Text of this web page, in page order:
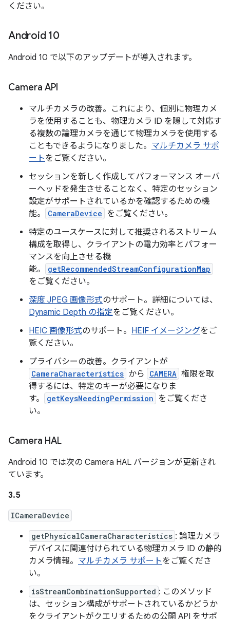
ください。
Android 10
Android 10 で以下のアップデートが導入されます。
Camera API
マルチカメラの改善。これにより、個別に物理カメ
ラを使用することも、物理カメラ ID を隠して対応す
る複数の論理カメラを通じて物理カメラを使用する
こともできるようになりました。 マルチカメラ サポ
ートをご覧ください。
セッションを新しく作成してパフォーマンス オーバ
ーヘッドを発生させることなく、特定のセッション
設定がサポートされているかを確認するための機
能。
CameraDevice をご覧ください。
特定のユースケースに対して推奨されるストリーム
構成を取得し、クライアントの電力効率とパフォー
マンスを向上させる機
能。
getRecommendedStreamConfigurationMap
をご覧ください。
深度 JPEG 画像形式のサポート。詳細については、
Dynamic Depth の指定をご覧ください。
HEIC 画像形式のサポート。 HEIF イメージングをご
覧ください。
プライバシーの改善。クライアントが
CameraCharacteristics から CAMERA 権限を取
得するには、特定のキーが必要になりま
す。
getKeysNeedingPermission をご覧くださ
い。
Camera HAL
Android 10 では次の Camera HAL バージョンが更新され
ています。
3.5
ICameraDevice
getPhysicalCameraCharacteristics : 論理カメラ
デバイスに関連付けられている物理カメラ ID の静的
カメラ情報。 マルチカメラ サポートをご覧くださ
い。
isStreamCombinationSupported : このメソッド
は、セッション構成がサポートされているかどうか
をクライアントがクエリするための公開 API をサポ